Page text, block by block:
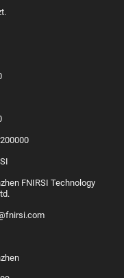
FNIRSI Technology